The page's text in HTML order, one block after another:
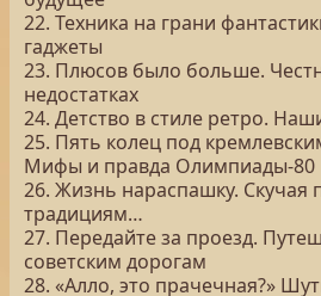
22. Техника на грани
гаджеты
23. Плюсов было больше.
недостатках
24. Детство в стиле ретро.
25. Пять колец под
Мифы и правда Олимпиады-80
26. Жизнь нараспашку. Скучая
традициям…
27. Передайте за проезд.
советским дорогам
28. «Алло, это прачечная?»